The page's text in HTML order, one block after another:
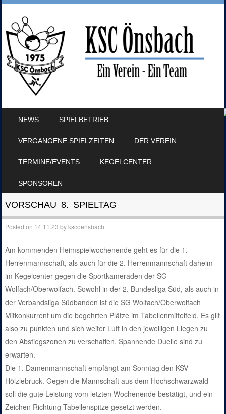
NEWS SPIELBETRIEB
VERGANGENE SPIELZEITEN DER VEREIN
TERMINE/EVENTS KEGELCENTER
SPONSOREN
VORSCHAU 8. SPIELTAG
Posted on 14.11.23 bykscoensbach
Am kommenden Heimspielwochenende geht es für die 1.
Herrenmannschaft, als auch für die 2. Herrenmannschaft daheim
im Kegelcenter gegen die Sportkameraden der SG
Wolfach/Oberwolfach. Sowohl in der 2. Bundesliga Süd, als auch in
der Verbandsliga Südbanden ist die SG Wolfach/Oberwolfach
Mitkonkurrent um die begehrten Plätze im Tabellenmittelfeld. Es gilt
also zu punkten und sich weiter Luft in den jeweiligen Liegen zu
den Abstiegszonen zu verschaffen. Spannende Duelle sind zu
erwarten.
Die 1. Damenmannschaft empfängt am Sonntag den KSV
Hölzlebruck. Gegen die Mannschaft aus dem Hochschwarzwald
soll die gute Leistung vom letzten Wochenende bestätigt, und ein
Zeichen Richtung Tabellenspitze gesetzt werden.